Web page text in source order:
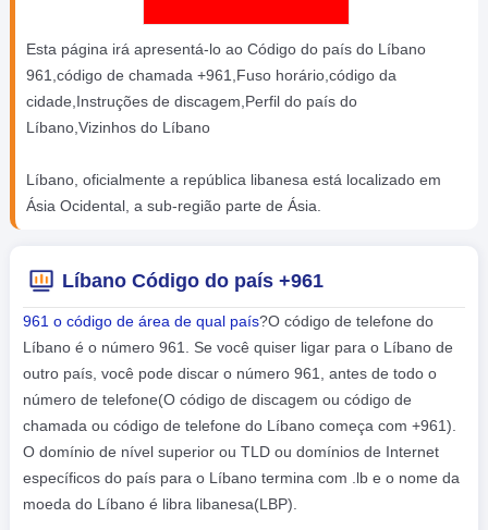
Esta página irá apresentá-lo ao Código do país do Líbano
961,código de chamada +961,Fuso horário,código da
cidade,Instruções de discagem,Perfil do país do
Líbano,Vizinhos do Líbano
Líbano, oficialmente a república libanesa está localizado em
Ásia Ocidental, a sub-região parte de Ásia.
Líbano Código do país +961
961 o código de área de qual país?O código de telefone do
Líbano é o número 961. Se você quiser ligar para o Líbano de
outro país, você pode discar o número 961, antes de todo o
número de telefone(O código de discagem ou código de
chamada ou código de telefone do Líbano começa com +961).
O domínio de nível superior ou TLD ou domínios de Internet
específicos do país para o Líbano termina com .lb e o nome da
moeda do Líbano é libra libanesa(LBP).